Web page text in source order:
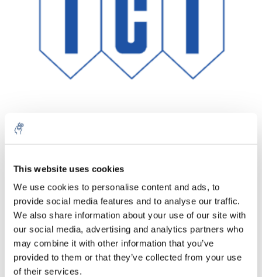
This website uses cookies
We use cookies to personalise content and ads, to
provide social media features and to analyse our traffic.
We also share information about your use of our site with
our social media, advertising and analytics partners who
may combine it with other information that you’ve
provided to them or that they’ve collected from your use
of their services.
1 Stuk Excl. btw
€40,08
Incl. btw
Toevoegen aan winkelwagen
Informatie
order
Sign up for our newsletter to stay
informed about our new products, and
receive a 10% discount on your next
purchase for all chemical products from
our own brand 😀